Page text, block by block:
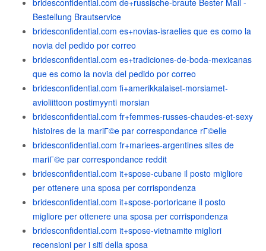
bridesconfidential.com de+russische-braute Bester Mail -
Bestellung Brautservice
bridesconfidential.com es+novias-israelies que es como la
novia del pedido por correo
bridesconfidential.com es+tradiciones-de-boda-mexicanas
que es como la novia del pedido por correo
bridesconfidential.com fi+amerikkalaiset-morsiamet-
avioliittoon postimyynti morsian
bridesconfidential.com fr+femmes-russes-chaudes-et-sexy
histoires de la mariГ©e par correspondance rГ©elle
bridesconfidential.com fr+mariees-argentines sites de
mariГ©e par correspondance reddit
bridesconfidential.com it+spose-cubane il posto migliore
per ottenere una sposa per corrispondenza
bridesconfidential.com it+spose-portoricane il posto
migliore per ottenere una sposa per corrispondenza
bridesconfidential.com it+spose-vietnamite migliori
recensioni per i siti della sposa